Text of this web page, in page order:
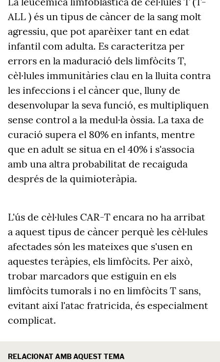
ALL ) és un tipus de càncer de la sang molt
agressiu, que pot aparèixer tant en edat
infantil com adulta. Es caracteritza per
errors en la maduració dels limfòcits T,
cèl·lules immunitàries clau en la lluita contra
les infeccions i el càncer que, lluny de
desenvolupar la seva funció, es multipliquen
sense control a la medul·la òssia. La taxa de
curació supera el 80% en infants, mentre
que en adult se situa en el 40% i s'associa
amb una altra probabilitat de recaiguda
després de la quimioteràpia.
L'ús de cèl·lules CAR-T encara no ha arribat
a aquest tipus de càncer perquè les cèl·lules
afectades són les mateixes que s'usen en
aquestes teràpies, els limfòcits. Per això,
trobar marcadors que estiguin en els
limfòcits tumorals i no en limfòcits T sans,
evitant així l'atac fratricida, és especialment
complicat.
RELACIONAT AMB AQUEST TEMA